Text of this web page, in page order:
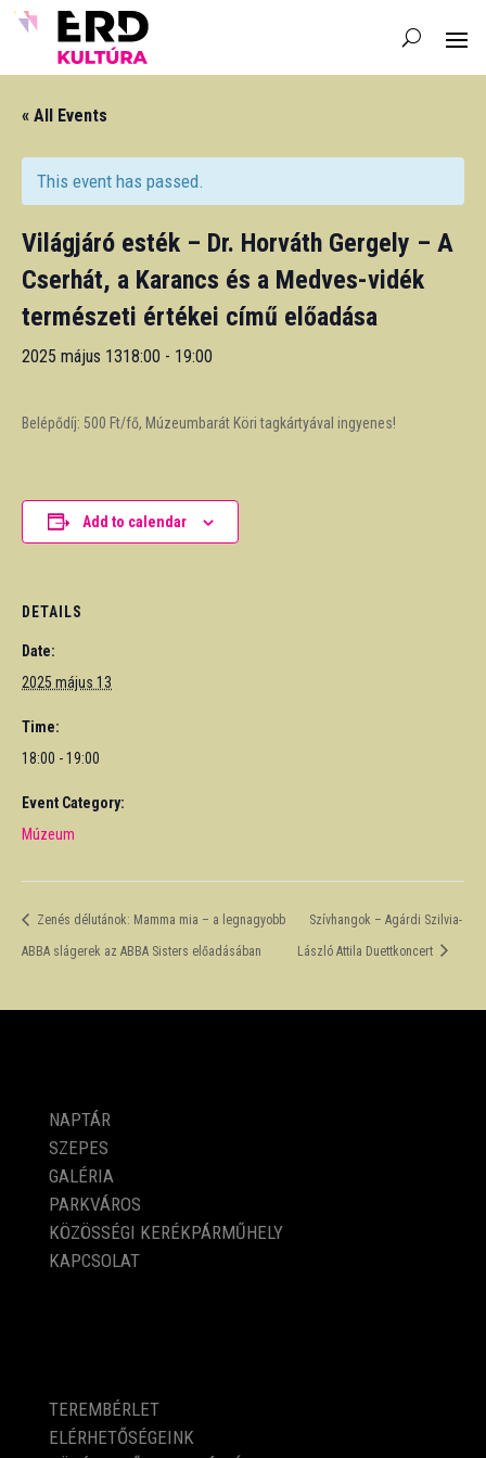
« All Events
This event has passed.
Világjáró esték – Dr. Horváth Gergely – A
Cserhát, a Karancs és a Medves-vidék
természeti értékei című előadása
2025 május 1318:00 - 19:00
Belépődíj: 500 Ft/fő, Múzeumbarát Köri tagkártyával ingyenes!
Add to calendar
DETAILS
Date:
2025 május 13
Time:
18:00 - 19:00
Event Category:
Múzeum
Zenés délutánok: Mamma mia – a legnagyobb
ABBA slágerek az ABBA Sisters előadásában
Szívhangok – Agárdi Szilvia-
László Attila Duettkoncert
NAPTÁR
SZEPES
GALÉRIA
PARKVÁROS
KÖZÖSSÉGI KERÉKPÁRMŰHELY
KAPCSOLAT
TEREMBÉRLET
ELÉRHETŐSÉGEINK